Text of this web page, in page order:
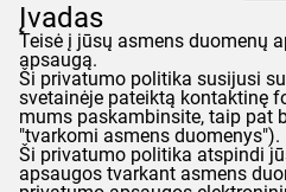
Įvadas
Teisė į jūsų asmens duomenų
apsaugą.
Ši privatumo politika susijusi su
svetainėje pateiktą kontaktinę
mums paskambinsite, taip pat
"tvarkomi asmens duomenys").
Ši privatumo politika atspindi
apsaugos tvarkant asmens